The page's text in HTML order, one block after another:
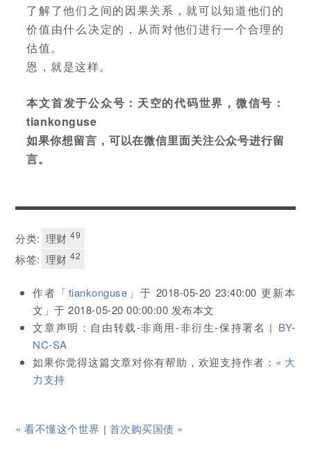
了解了他们之间的因果关系，就可以知道他们的
价值由什么决定的，从而对他们进行一个合理的
估值。
恩，就是这样。
本文首发于公众号：天空的代码世界，微信号：
tiankonguse
如果你想留言，可以在微信里面关注公众号进行留
言。
分类: 理财49
标签: 理财42
作者「tiankonguse 」于 2018-05-20 23:40:00 更新本
文」于2018-05-20 00:00:00 发布本文
文章声明：自由转载-非商用-非衍生-保持署名 | BY-
NC-SA
如果你觉得这篇文章对你有帮助，欢迎支持作者： « 大
力支持
« 看不懂这个世界 | 首次购买国债 »